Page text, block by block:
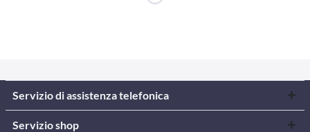
Servizio di assistenza telefonica
Servizio shop